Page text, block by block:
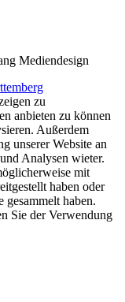
Mediendesign
zu
anbieten zu können
Außerdem
unserer Website an
Analysen wieter.
mit
haben oder
haben.
Sie der Verwendung